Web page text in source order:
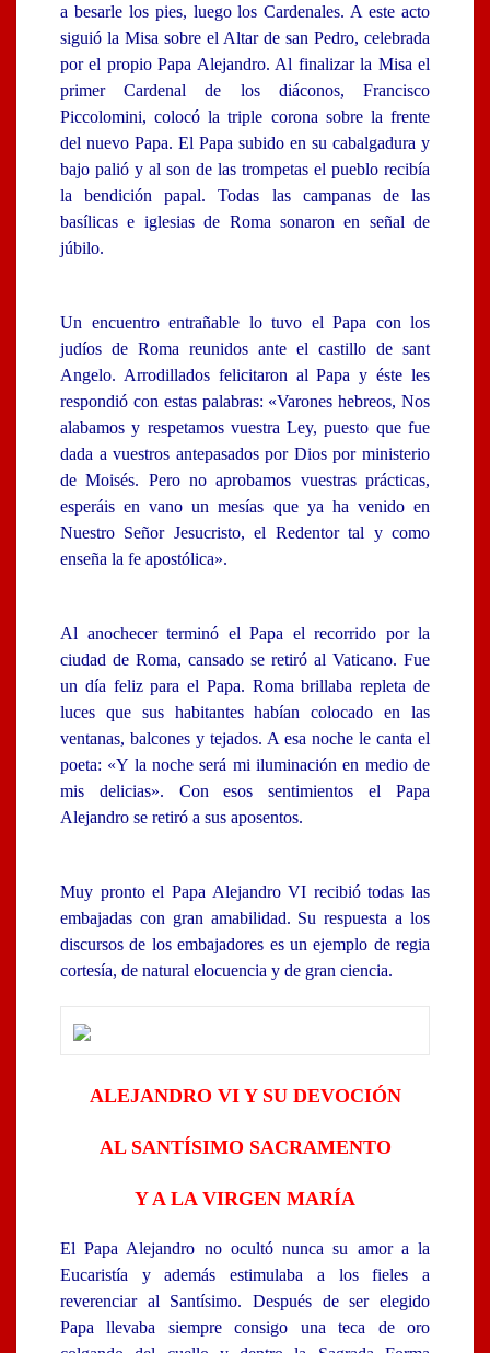
a besarle los pies, luego los Cardenales. A este acto
siguió la Misa sobre el Altar de san Pedro, celebrada
por el propio Papa Alejandro. Al finalizar la Misa el
primer Cardenal de los diáconos, Francisco
Piccolomini, colocó la triple corona sobre la frente
del nuevo Papa. El Papa subido en su cabalgadura y
bajo palió y al son de las trompetas el pueblo recibía
la bendición papal. Todas las campanas de las
basílicas e iglesias de Roma sonaron en señal de
júbilo.
Un encuentro entrañable lo tuvo el Papa con los
judíos de Roma reunidos ante el castillo de sant
Angelo. Arrodillados felicitaron al Papa y éste les
respondió con estas palabras: «Varones hebreos, Nos
alabamos y respetamos vuestra Ley, puesto que fue
dada a vuestros antepasados por Dios por ministerio
de Moisés. Pero no aprobamos vuestras prácticas,
esperáis en vano un mesías que ya ha venido en
Nuestro Señor Jesucristo, el Redentor tal y como
enseña la fe apostólica».
Al anochecer terminó el Papa el recorrido por la
ciudad de Roma, cansado se retiró al Vaticano. Fue
un día feliz para el Papa. Roma brillaba repleta de
luces que sus habitantes habían colocado en las
ventanas, balcones y tejados. A esa noche le canta el
poeta: «Y la noche será mi iluminación en medio de
mis delicias». Con esos sentimientos el Papa
Alejandro se retiró a sus aposentos.
Muy pronto el Papa Alejandro VI recibió todas las
embajadas con gran amabilidad. Su respuesta a los
discursos de los embajadores es un ejemplo de regia
cortesía, de natural elocuencia y de gran ciencia.
ALEJANDRO VI Y SU DEVOCIÓN
AL SANTÍSIMO SACRAMENTO
Y A LA VIRGEN MARÍA
El Papa Alejandro no ocultó nunca su amor a la
Eucaristía y además estimulaba a los fieles a
reverenciar al Santísimo. Después de ser elegido
Papa llevaba siempre consigo una teca de oro